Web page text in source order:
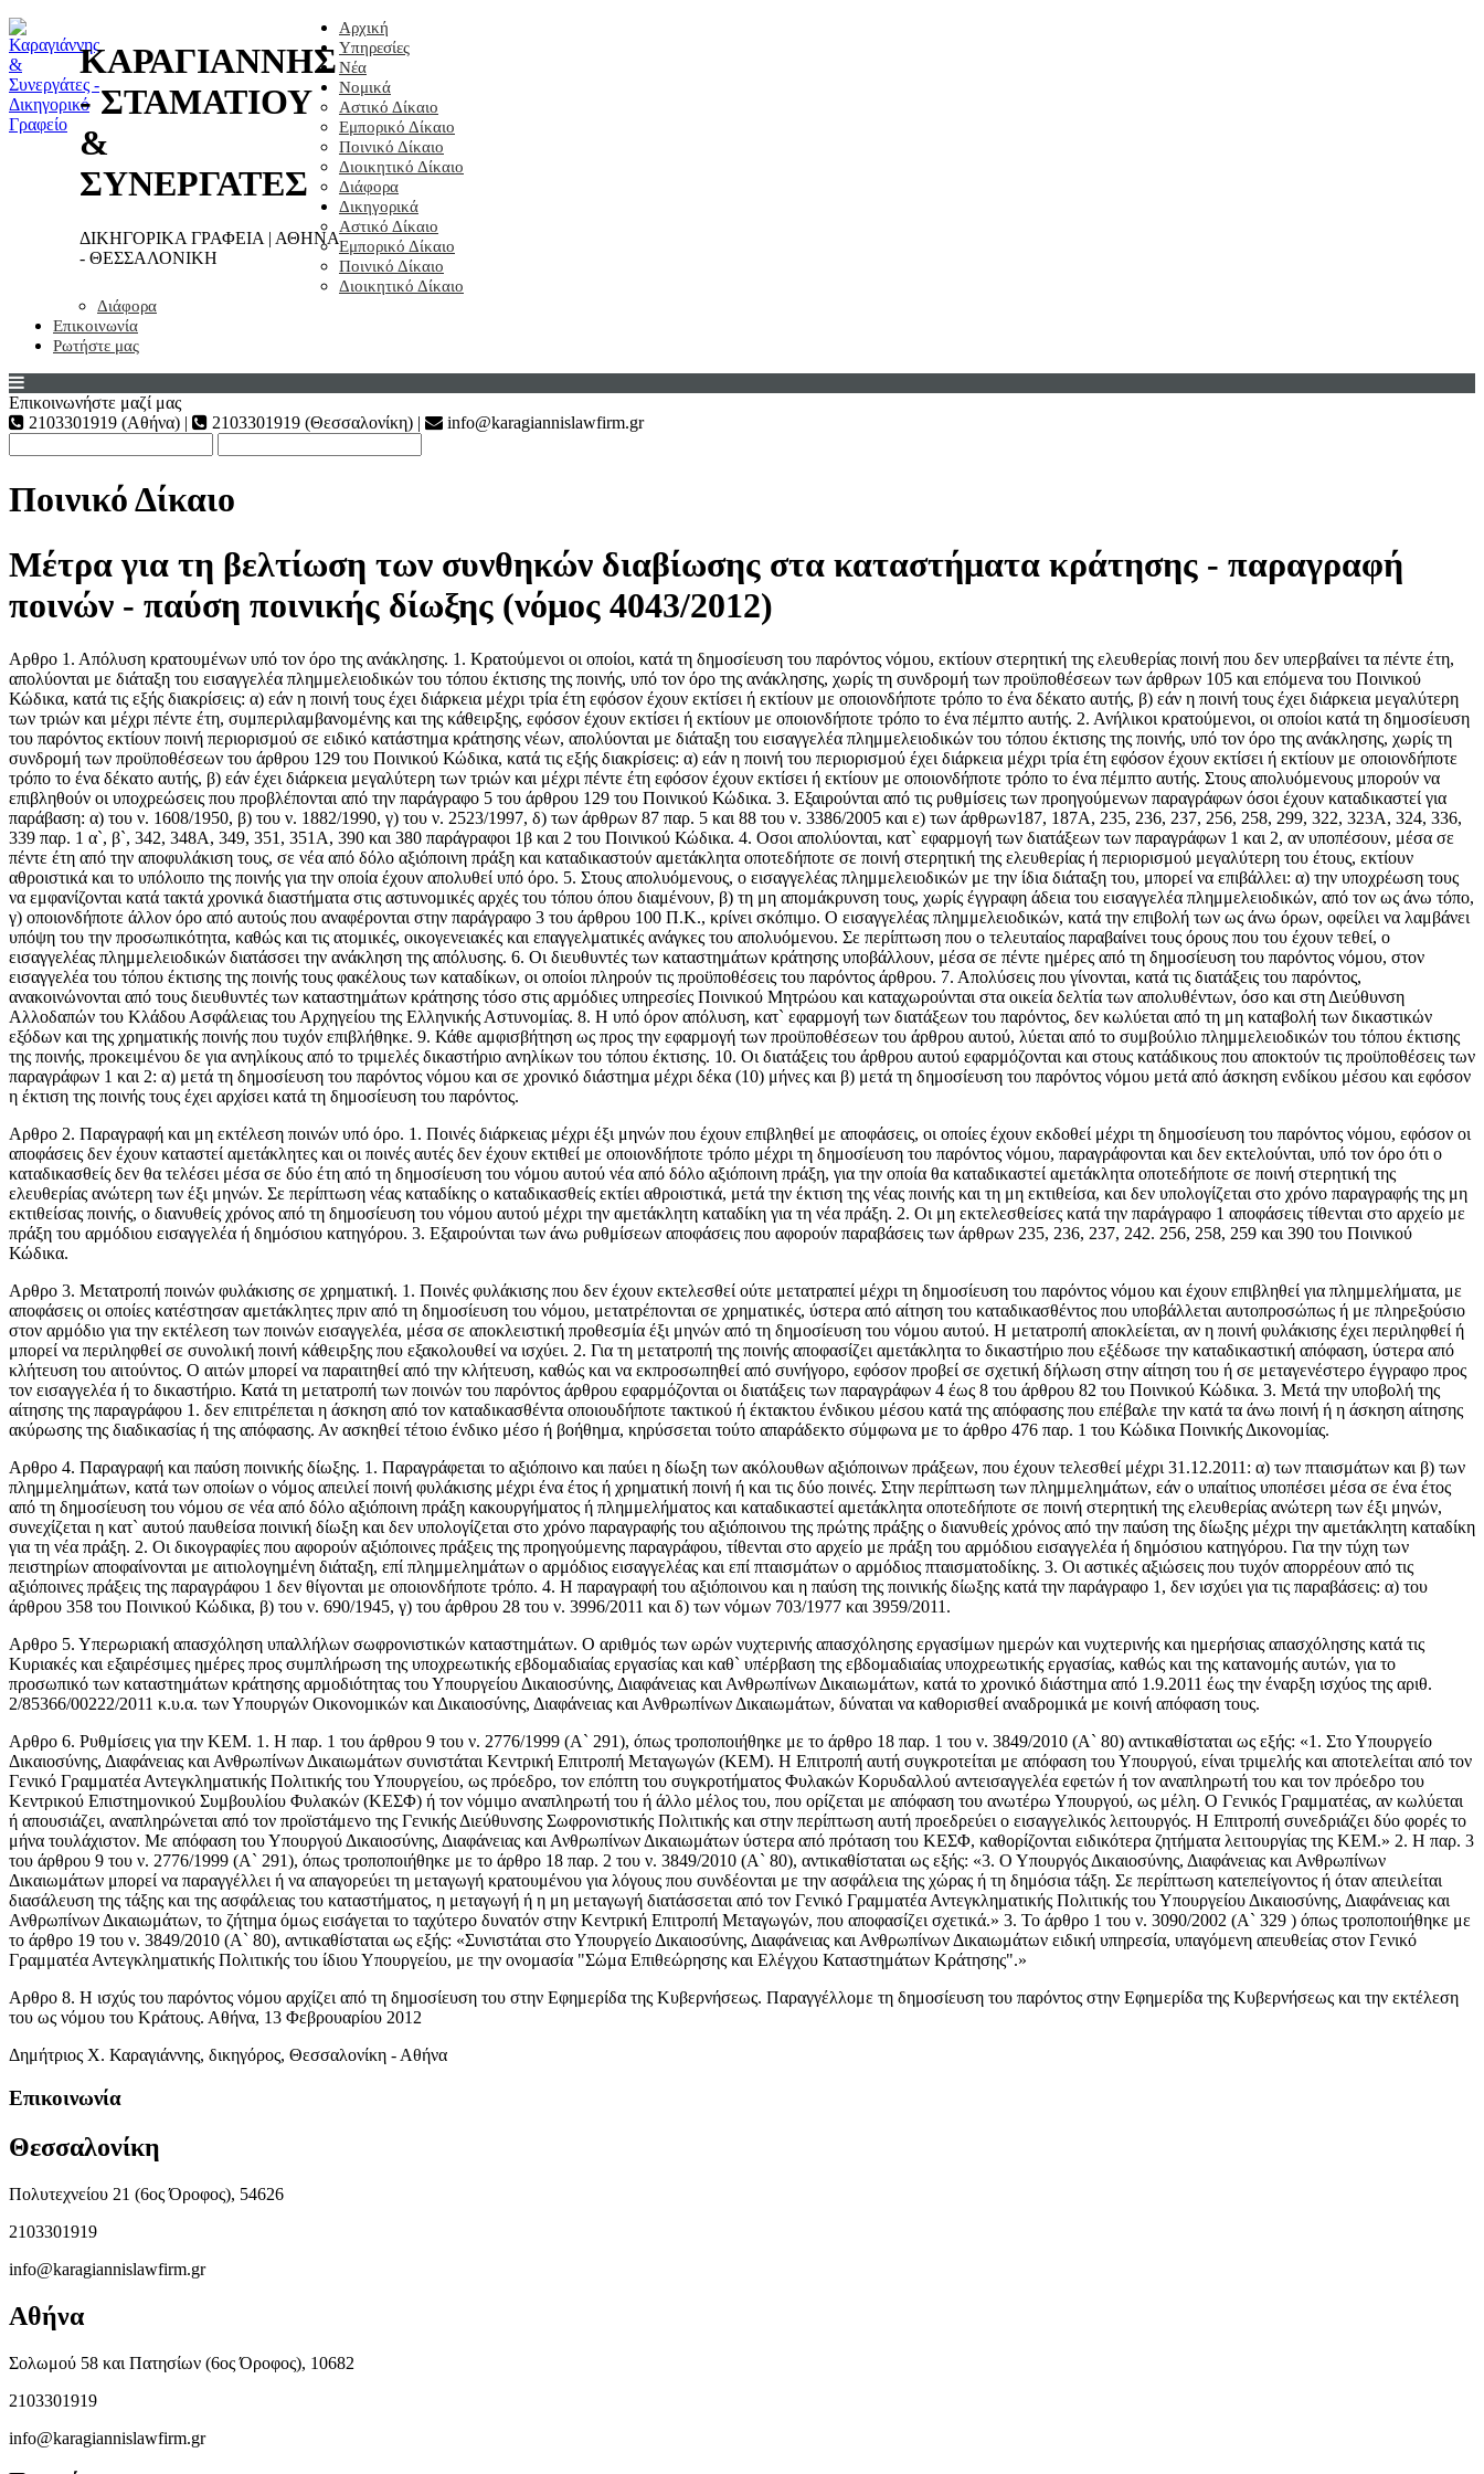
ΚΑΡΑΓΙΑΝΝΗΣ
- ΣΤΑΜΑΤΙΟΥ
&
ΣΥΝΕΡΓΑΤΕΣ
ΔΙΚΗΓΟΡΙΚΑ ΓΡΑΦΕΙΑ | ΑΘΗΝΑ
- ΘΕΣΣΑΛΟΝΙΚΗ
Αρχική
Υπηρεσίες
Νέα
Νομικά
Αστικό Δίκαιο
Εμπορικό Δίκαιο
Ποινικό Δίκαιο
Διοικητικό Δίκαιο
Διάφορα
Δικηγορικά
Αστικό Δίκαιο
Εμπορικό Δίκαιο
Ποινικό Δίκαιο
Διοικητικό Δίκαιο
Διάφορα
Επικοινωνία
Ρωτήστε μας
Επικοινωνήστε μαζί μας
2103301919 (Αθήνα) |
2103301919 (Θεσσαλονίκη) | info@karagiannislawfirm.gr
Ποινικό Δίκαιο
Μέτρα για τη βελτίωση των συνθηκών διαβίωσης στα καταστήματα κράτησης - παραγραφή
ποινών - παύση ποινικής δίωξης (νόμος 4043/2012)
Αρθρο 1. Απόλυση κρατουμένων υπό τον όρο της ανάκλησης. 1. Κρατούμενοι οι οποίοι, κατά τη δημοσίευση του παρόντος νόμου, εκτίουν στερητική της ελευθερίας ποινή που δεν υπερβαίνει τα πέντε έτη,
απολύονται με διάταξη του εισαγγελέα πλημμελειοδικών του τόπου έκτισης της ποινής, υπό τον όρο της ανάκλησης, χωρίς τη συνδρομή των προϋποθέσεων των άρθρων 105 και επόμενα του Ποινικού
Κώδικα, κατά τις εξής διακρίσεις: α) εάν η ποινή τους έχει διάρκεια μέχρι τρία έτη εφόσον έχουν εκτίσει ή εκτίουν με οποιονδήποτε τρόπο το ένα δέκατο αυτής, β) εάν η ποινή τους έχει διάρκεια μεγαλύτερη
των τριών και μέχρι πέντε έτη, συμπεριλαμβανομένης και της κάθειρξης, εφόσον έχουν εκτίσει ή εκτίουν με οποιονδήποτε τρόπο το ένα πέμπτο αυτής. 2. Ανήλικοι κρατούμενοι, οι οποίοι κατά τη δημοσίευση
του παρόντος εκτίουν ποινή περιορισμού σε ειδικό κατάστημα κράτησης νέων, απολύονται με διάταξη του εισαγγελέα πλημμελειοδικών του τόπου έκτισης της ποινής, υπό τον όρο της ανάκλησης, χωρίς τη
συνδρομή των προϋποθέσεων του άρθρου 129 του Ποινικού Κώδικα, κατά τις εξής διακρίσεις: α) εάν η ποινή του περιορισμού έχει διάρκεια μέχρι τρία έτη εφόσον έχουν εκτίσει ή εκτίουν με οποιονδήποτε
τρόπο το ένα δέκατο αυτής, β) εάν έχει διάρκεια μεγαλύτερη των τριών και μέχρι πέντε έτη εφόσον έχουν εκτίσει ή εκτίουν με οποιονδήποτε τρόπο το ένα πέμπτο αυτής. Στους απολυόμενους μπορούν να
επιβληθούν οι υποχρεώσεις που προβλέπονται από την παράγραφο 5 του άρθρου 129 του Ποινικού Κώδικα. 3. Εξαιρούνται από τις ρυθμίσεις των προηγούμενων παραγράφων όσοι έχουν καταδικαστεί για
παράβαση: α) του ν. 1608/1950, β) του ν. 1882/1990, γ) του ν. 2523/1997, δ) των άρθρων 87 παρ. 5 και 88 του ν. 3386/2005 και ε) των άρθρων187, 187Α, 235, 236, 237, 256, 258, 299, 322, 323Α, 324, 336,
339 παρ. 1 α`, β`, 342, 348Α, 349, 351, 351Α, 390 και 380 παράγραφοι 1β και 2 του Ποινικού Κώδικα. 4. Οσοι απολύονται, κατ` εφαρμογή των διατάξεων των παραγράφων 1 και 2, αν υποπέσουν, μέσα σε
πέντε έτη από την αποφυλάκιση τους, σε νέα από δόλο αξιόποινη πράξη και καταδικαστούν αμετάκλητα οποτεδήποτε σε ποινή στερητική της ελευθερίας ή περιορισμού μεγαλύτερη του έτους, εκτίουν
αθροιστικά και το υπόλοιπο της ποινής για την οποία έχουν απολυθεί υπό όρο. 5. Στους απολυόμενους, ο εισαγγελέας πλημμελειοδικών με την ίδια διάταξη του, μπορεί να επιβάλλει: α) την υποχρέωση τους
να εμφανίζονται κατά τακτά χρονικά διαστήματα στις αστυνομικές αρχές του τόπου όπου διαμένουν, β) τη μη απομάκρυνση τους, χωρίς έγγραφη άδεια του εισαγγελέα πλημμελειοδικών, από τον ως άνω τόπο,
γ) οποιονδήποτε άλλον όρο από αυτούς που αναφέρονται στην παράγραφο 3 του άρθρου 100 Π.Κ., κρίνει σκόπιμο. Ο εισαγγελέας πλημμελειοδικών, κατά την επιβολή των ως άνω όρων, οφείλει να λαμβάνει
υπόψη του την προσωπικότητα, καθώς και τις ατομικές, οικογενειακές και επαγγελματικές ανάγκες του απολυόμενου. Σε περίπτωση που ο τελευταίος παραβαίνει τους όρους που του έχουν τεθεί, ο
εισαγγελέας πλημμελειοδικών διατάσσει την ανάκληση της απόλυσης. 6. Οι διευθυντές των καταστημάτων κράτησης υποβάλλουν, μέσα σε πέντε ημέρες από τη δημοσίευση του παρόντος νόμου, στον
εισαγγελέα του τόπου έκτισης της ποινής τους φακέλους των καταδίκων, οι οποίοι πληρούν τις προϋποθέσεις του παρόντος άρθρου. 7. Απολύσεις που γίνονται, κατά τις διατάξεις του παρόντος,
ανακοινώνονται από τους διευθυντές των καταστημάτων κράτησης τόσο στις αρμόδιες υπηρεσίες Ποινικού Μητρώου και καταχωρούνται στα οικεία δελτία των απολυθέντων, όσο και στη Διεύθυνση
Αλλοδαπών του Κλάδου Ασφάλειας του Αρχηγείου της Ελληνικής Αστυνομίας. 8. Η υπό όρον απόλυση, κατ` εφαρμογή των διατάξεων του παρόντος, δεν κωλύεται από τη μη καταβολή των δικαστικών
εξόδων και της χρηματικής ποινής που τυχόν επιβλήθηκε. 9. Κάθε αμφισβήτηση ως προς την εφαρμογή των προϋποθέσεων του άρθρου αυτού, λύεται από το συμβούλιο πλημμελειοδικών του τόπου έκτισης
της ποινής, προκειμένου δε για ανηλίκους από το τριμελές δικαστήριο ανηλίκων του τόπου έκτισης. 10. Οι διατάξεις του άρθρου αυτού εφαρμόζονται και στους κατάδικους που αποκτούν τις προϋποθέσεις των
παραγράφων 1 και 2: α) μετά τη δημοσίευση του παρόντος νόμου και σε χρονικό διάστημα μέχρι δέκα (10) μήνες και β) μετά τη δημοσίευση του παρόντος νόμου μετά από άσκηση ενδίκου μέσου και εφόσον
η έκτιση της ποινής τους έχει αρχίσει κατά τη δημοσίευση του παρόντος.
Αρθρο 2. Παραγραφή και μη εκτέλεση ποινών υπό όρο. 1. Ποινές διάρκειας μέχρι έξι μηνών που έχουν επιβληθεί με αποφάσεις, οι οποίες έχουν εκδοθεί μέχρι τη δημοσίευση του παρόντος νόμου, εφόσον οι
αποφάσεις δεν έχουν καταστεί αμετάκλητες και οι ποινές αυτές δεν έχουν εκτιθεί με οποιονδήποτε τρόπο μέχρι τη δημοσίευση του παρόντος νόμου, παραγράφονται και δεν εκτελούνται, υπό τον όρο ότι ο
καταδικασθείς δεν θα τελέσει μέσα σε δύο έτη από τη δημοσίευση του νόμου αυτού νέα από δόλο αξιόποινη πράξη, για την οποία θα καταδικαστεί αμετάκλητα οποτεδήποτε σε ποινή στερητική της
ελευθερίας ανώτερη των έξι μηνών. Σε περίπτωση νέας καταδίκης ο καταδικασθείς εκτίει αθροιστικά, μετά την έκτιση της νέας ποινής και τη μη εκτιθείσα, και δεν υπολογίζεται στο χρόνο παραγραφής της μη
εκτιθείσας ποινής, ο διανυθείς χρόνος από τη δημοσίευση του νόμου αυτού μέχρι την αμετάκλητη καταδίκη για τη νέα πράξη. 2. Οι μη εκτελεσθείσες κατά την παράγραφο 1 αποφάσεις τίθενται στο αρχείο με
πράξη του αρμόδιου εισαγγελέα ή δημόσιου κατηγόρου. 3. Εξαιρούνται των άνω ρυθμίσεων αποφάσεις που αφορούν παραβάσεις των άρθρων 235, 236, 237, 242. 256, 258, 259 και 390 του Ποινικού
Κώδικα.
Αρθρο 3. Μετατροπή ποινών φυλάκισης σε χρηματική. 1. Ποινές φυλάκισης που δεν έχουν εκτελεσθεί ούτε μετατραπεί μέχρι τη δημοσίευση του παρόντος νόμου και έχουν επιβληθεί για πλημμελήματα, με
αποφάσεις οι οποίες κατέστησαν αμετάκλητες πριν από τη δημοσίευση του νόμου, μετατρέπονται σε χρηματικές, ύστερα από αίτηση του καταδικασθέντος που υποβάλλεται αυτοπροσώπως ή με πληρεξούσιο
στον αρμόδιο για την εκτέλεση των ποινών εισαγγελέα, μέσα σε αποκλειστική προθεσμία έξι μηνών από τη δημοσίευση του νόμου αυτού. Η μετατροπή αποκλείεται, αν η ποινή φυλάκισης έχει περιληφθεί ή
μπορεί να περιληφθεί σε συνολική ποινή κάθειρξης που εξακολουθεί να ισχύει. 2. Για τη μετατροπή της ποινής αποφασίζει αμετάκλητα το δικαστήριο που εξέδωσε την καταδικαστική απόφαση, ύστερα από
κλήτευση του αιτούντος. Ο αιτών μπορεί να παραιτηθεί από την κλήτευση, καθώς και να εκπροσωπηθεί από συνήγορο, εφόσον προβεί σε σχετική δήλωση στην αίτηση του ή σε μεταγενέστερο έγγραφο προς
τον εισαγγελέα ή το δικαστήριο. Κατά τη μετατροπή των ποινών του παρόντος άρθρου εφαρμόζονται οι διατάξεις των παραγράφων 4 έως 8 του άρθρου 82 του Ποινικού Κώδικα. 3. Μετά την υποβολή της
αίτησης της παραγράφου 1. δεν επιτρέπεται η άσκηση από τον καταδικασθέντα οποιουδήποτε τακτικού ή έκτακτου ένδικου μέσου κατά της απόφασης που επέβαλε την κατά τα άνω ποινή ή η άσκηση αίτησης
ακύρωσης της διαδικασίας ή της απόφασης. Αν ασκηθεί τέτοιο ένδικο μέσο ή βοήθημα, κηρύσσεται τούτο απαράδεκτο σύμφωνα με το άρθρο 476 παρ. 1 του Κώδικα Ποινικής Δικονομίας.
Αρθρο 4. Παραγραφή και παύση ποινικής δίωξης. 1. Παραγράφεται το αξιόποινο και παύει η δίωξη των ακόλουθων αξιόποινων πράξεων, που έχουν τελεσθεί μέχρι 31.12.2011: α) των πταισμάτων και β) των
πλημμελημάτων, κατά των οποίων ο νόμος απειλεί ποινή φυλάκισης μέχρι ένα έτος ή χρηματική ποινή ή και τις δύο ποινές. Στην περίπτωση των πλημμελημάτων, εάν ο υπαίτιος υποπέσει μέσα σε ένα έτος
από τη δημοσίευση του νόμου σε νέα από δόλο αξιόποινη πράξη κακουργήματος ή πλημμελήματος και καταδικαστεί αμετάκλητα οποτεδήποτε σε ποινή στερητική της ελευθερίας ανώτερη των έξι μηνών,
συνεχίζεται η κατ` αυτού παυθείσα ποινική δίωξη και δεν υπολογίζεται στο χρόνο παραγραφής του αξιόποινου της πρώτης πράξης ο διανυθείς χρόνος από την παύση της δίωξης μέχρι την αμετάκλητη καταδίκη
για τη νέα πράξη. 2. Οι δικογραφίες που αφορούν αξιόποινες πράξεις της προηγούμενης παραγράφου, τίθενται στο αρχείο με πράξη του αρμόδιου εισαγγελέα ή δημόσιου κατηγόρου. Για την τύχη των
πειστηρίων αποφαίνονται με αιτιολογημένη διάταξη, επί πλημμελημάτων ο αρμόδιος εισαγγελέας και επί πταισμάτων ο αρμόδιος πταισματοδίκης. 3. Οι αστικές αξιώσεις που τυχόν απορρέουν από τις
αξιόποινες πράξεις της παραγράφου 1 δεν θίγονται με οποιονδήποτε τρόπο. 4. Η παραγραφή του αξιόποινου και η παύση της ποινικής δίωξης κατά την παράγραφο 1, δεν ισχύει για τις παραβάσεις: α) του
άρθρου 358 του Ποινικού Κώδικα, β) του ν. 690/1945, γ) του άρθρου 28 του ν. 3996/2011 και δ) των νόμων 703/1977 και 3959/2011.
Αρθρο 5. Υπερωριακή απασχόληση υπαλλήλων σωφρονιστικών καταστημάτων. Ο αριθμός των ωρών νυχτερινής απασχόλησης εργασίμων ημερών και νυχτερινής και ημερήσιας απασχόλησης κατά τις
Κυριακές και εξαιρέσιμες ημέρες προς συμπλήρωση της υποχρεωτικής εβδομαδιαίας εργασίας και καθ` υπέρβαση της εβδομαδιαίας υποχρεωτικής εργασίας, καθώς και της κατανομής αυτών, για το
προσωπικό των καταστημάτων κράτησης αρμοδιότητας του Υπουργείου Δικαιοσύνης, Διαφάνειας και Ανθρωπίνων Δικαιωμάτων, κατά το χρονικό διάστημα από 1.9.2011 έως την έναρξη ισχύος της αριθ.
2/85366/00222/2011 κ.υ.α. των Υπουργών Οικονομικών και Δικαιοσύνης, Διαφάνειας και Ανθρωπίνων Δικαιωμάτων, δύναται να καθορισθεί αναδρομικά με κοινή απόφαση τους.
Αρθρο 6. Ρυθμίσεις για την ΚΕΜ. 1. Η παρ. 1 του άρθρου 9 του ν. 2776/1999 (Α` 291), όπως τροποποιήθηκε με το άρθρο 18 παρ. 1 του ν. 3849/2010 (Α` 80) αντικαθίσταται ως εξής: «1. Στο Υπουργείο
Δικαιοσύνης, Διαφάνειας και Ανθρωπίνων Δικαιωμάτων συνιστάται Κεντρική Επιτροπή Μεταγωγών (ΚΕΜ). Η Επιτροπή αυτή συγκροτείται με απόφαση του Υπουργού, είναι τριμελής και αποτελείται από τον
Γενικό Γραμματέα Αντεγκληματικής Πολιτικής του Υπουργείου, ως πρόεδρο, τον επόπτη του συγκροτήματος Φυλακών Κορυδαλλού αντεισαγγελέα εφετών ή τον αναπληρωτή του και τον πρόεδρο του
Κεντρικού Επιστημονικού Συμβουλίου Φυλακών (ΚΕΣΦ) ή τον νόμιμο αναπληρωτή του ή άλλο μέλος του, που ορίζεται με απόφαση του ανωτέρω Υπουργού, ως μέλη. Ο Γενικός Γραμματέας, αν κωλύεται
ή απουσιάζει, αναπληρώνεται από τον προϊστάμενο της Γενικής Διεύθυνσης Σωφρονιστικής Πολιτικής και στην περίπτωση αυτή προεδρεύει ο εισαγγελικός λειτουργός. Η Επιτροπή συνεδριάζει δύο φορές το
μήνα τουλάχιστον. Με απόφαση του Υπουργού Δικαιοσύνης, Διαφάνειας και Ανθρωπίνων Δικαιωμάτων ύστερα από πρόταση του ΚΕΣΦ, καθορίζονται ειδικότερα ζητήματα λειτουργίας της ΚΕΜ.» 2. Η παρ. 3
του άρθρου 9 του ν. 2776/1999 (Α` 291), όπως τροποποιήθηκε με το άρθρο 18 παρ. 2 του ν. 3849/2010 (Α` 80), αντικαθίσταται ως εξής: «3. Ο Υπουργός Δικαιοσύνης, Διαφάνειας και Ανθρωπίνων
Δικαιωμάτων μπορεί να παραγγέλλει ή να απαγορεύει τη μεταγωγή κρατουμένου για λόγους που συνδέονται με την ασφάλεια της χώρας ή τη δημόσια τάξη. Σε περίπτωση κατεπείγοντος ή όταν απειλείται
διασάλευση της τάξης και της ασφάλειας του καταστήματος, η μεταγωγή ή η μη μεταγωγή διατάσσεται από τον Γενικό Γραμματέα Αντεγκληματικής Πολιτικής του Υπουργείου Δικαιοσύνης, Διαφάνειας και
Ανθρωπίνων Δικαιωμάτων, το ζήτημα όμως εισάγεται το ταχύτερο δυνατόν στην Κεντρική Επιτροπή Μεταγωγών, που αποφασίζει σχετικά.» 3. Το άρθρο 1 του ν. 3090/2002 (Α` 329 ) όπως τροποποιήθηκε με
το άρθρο 19 του ν. 3849/2010 (Α` 80), αντικαθίσταται ως εξής: «Συνιστάται στο Υπουργείο Δικαιοσύνης, Διαφάνειας και Ανθρωπίνων Δικαιωμάτων ειδική υπηρεσία, υπαγόμενη απευθείας στον Γενικό
Γραμματέα Αντεγκληματικής Πολιτικής του ίδιου Υπουργείου, με την ονομασία "Σώμα Επιθεώρησης και Ελέγχου Καταστημάτων Κράτησης".»
Αρθρο 8. Η ισχύς του παρόντος νόμου αρχίζει από τη δημοσίευση του στην Εφημερίδα της Κυβερνήσεως. Παραγγέλλομε τη δημοσίευση του παρόντος στην Εφημερίδα της Κυβερνήσεως και την εκτέλεση
του ως νόμου του Κράτους. Αθήνα, 13 Φεβρουαρίου 2012
Δημήτριος Χ. Καραγιάννης, δικηγόρος, Θεσσαλονίκη - Αθήνα
Επικοινωνία
Θεσσαλονίκη
Πολυτεχνείου 21 (6ος Όροφος), 54626
2103301919
info@karagiannislawfirm.gr
Αθήνα
Σολωμού 58 και Πατησίων (6ος Όροφος), 10682
2103301919
info@karagiannislawfirm.gr